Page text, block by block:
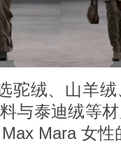
绒、山羊绒
与泰迪绒等
Mara 女性